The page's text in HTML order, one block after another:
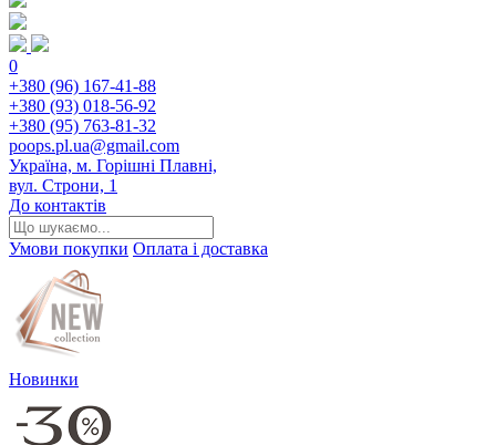
0
+380 (96) 167-41-88
+380 (93) 018-56-92
+380 (95) 763-81-32
poops.pl.ua@gmail.com
Україна, м. Горішні Плавні,
вул. Строни, 1
До контактів
Умови покупки Оплата і доставка
Новинки